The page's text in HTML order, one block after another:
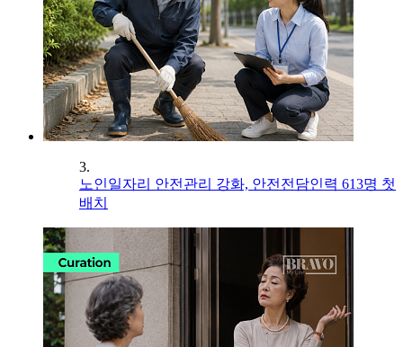
3.
노인일자리 안전관리 강화, 안전전담인력 613명 첫
배치